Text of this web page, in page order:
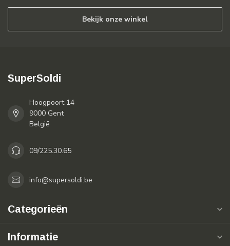
Bekijk onze winkel
SuperSoldi
Hoogpoort 14
9000 Gent
België
09/225.30.65
info@supersoldi.be
Categorieën
Informatie